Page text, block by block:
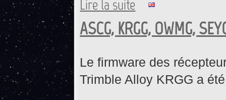
Lire la suite
ASCG, KRGG, OWMG,
Le firmware des
Trimble Alloy KRGG a